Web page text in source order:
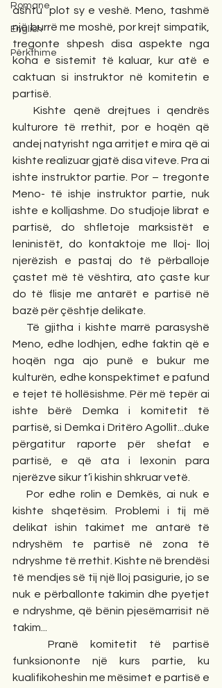
Romane
English
Përkthime
ashtu  plot sy e veshë. Meno, tashmë
një burrë me moshë, por krejt simpatik,
tregonte shpesh disa aspekte nga
koha e sistemit të kaluar, kur atë e
caktuan si instruktor në komitetin e
partisë.
   Kishte qenë drejtues i qendrës
kulturore të rrethit, por e hoqën që
andej natyrisht nga arritjet e mira që ai
kishte realizuar gjatë disa viteve. Pra ai
ishte instruktor partie. Por – tregonte
Meno- të ishje instruktor partie, nuk
ishte e kolljashme. Do studjoje librat e
partisë, do shfletoje marksistët e
leninistët, do kontaktoje me lloj- lloj
njerëzish e pastaj do të përballoje
çastet më të vështira, ato çaste kur
do të flisje me antarët e partisë në
bazë për çështje delikate.
Meno, edhe lodhjen, edhe faktin që e
hoqën nga ajo punë e bukur me
kulturën, edhe konspektimet e pafund
e tejet të hollësishme. Për më tepër ai
ishte bërë Demka i komitetit të
partisë, si Demka i Dritëro Agollit...duke
përgatitur raporte për shefat e
partisë, e që ata i lexonin para
njerëzve sikur t’i kishin shkruar vetë.
   Por edhe rolin e Demkës, ai nuk e
kishte shqetësim. Problemi i tij më
delikat ishin takimet me antarë të
ndryshëm te partisë në zona të
ndryshme të rrethit. Kishte në brendësi
të mendjes së tij një lloj pasigurie, jo se
nuk e përballonte takimin dhe pyetjet
e ndryshme, që bënin pjesëmarrisit në
takim...
funksiononte një kurs partie, ku
kualifikoheshin me mësimet e partisë e